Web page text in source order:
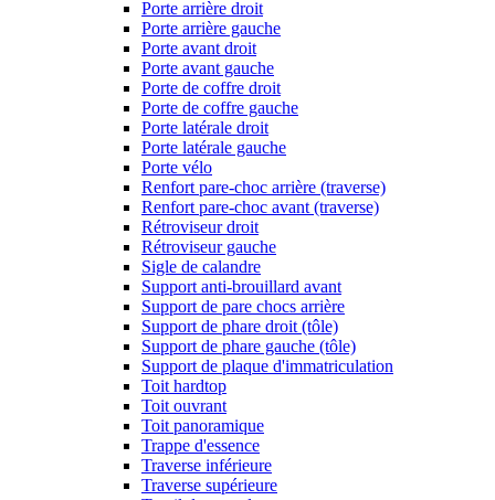
Porte arrière droit
Porte arrière gauche
Porte avant droit
Porte avant gauche
Porte de coffre droit
Porte de coffre gauche
Porte latérale droit
Porte latérale gauche
Porte vélo
Renfort pare-choc arrière (traverse)
Renfort pare-choc avant (traverse)
Rétroviseur droit
Rétroviseur gauche
Sigle de calandre
Support anti-brouillard avant
Support de pare chocs arrière
Support de phare droit (tôle)
Support de phare gauche (tôle)
Support de plaque d'immatriculation
Toit hardtop
Toit ouvrant
Toit panoramique
Trappe d'essence
Traverse inférieure
Traverse supérieure